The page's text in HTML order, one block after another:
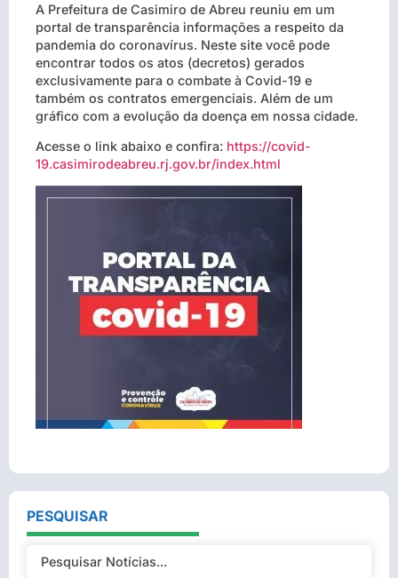
A Prefeitura de Casimiro de Abreu reuniu em um
portal de transparência informações a respeito da
pandemia do coronavírus. Neste site você pode
encontrar todos os atos (decretos) gerados
exclusivamente para o combate à Covid-19 e
também os contratos emergenciais. Além de um
gráfico com a evolução da doença em nossa cidade.
Acesse o link abaixo e confira: https://covid-
19.casimirodeabreu.rj.gov.br/index.html
PESQUISAR